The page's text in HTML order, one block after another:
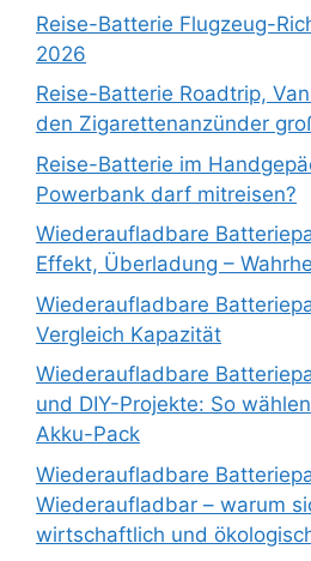
Reise-Batterie Flugzeug-
2026
Reise-Batterie Roadtrip,
den Zigarettenanzünder
Reise-Batterie im
Powerbank darf mitreisen?
Wiederaufladbare
Effekt, Überladung –
Wiederaufladbare
Vergleich Kapazität
Wiederaufladbare
und DIY-Projekte: So
Akku-Pack
Wiederaufladbare
Wiederaufladbar – warum
wirtschaftlich und